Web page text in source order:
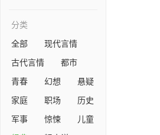
分类
全部
现代言情
古代言情
都市
青春
幻想
悬疑
家庭
职场
历史
军事
惊悚
儿童